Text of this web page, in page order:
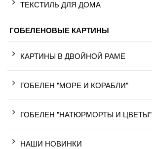
ТЕКСТИЛЬ ДЛЯ ДОМА
ГОБЕЛЕНОВЫЕ КАРТИНЫ
КАРТИНЫ В ДВОЙНОЙ РАМЕ
ГОБЕЛЕН "МОРЕ И КОРАБЛИ"
ГОБЕЛЕН "НАТЮРМОРТЫ И ЦВЕТЫ"
НАШИ НОВИНКИ